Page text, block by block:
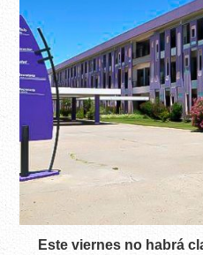
Este viernes no habrá